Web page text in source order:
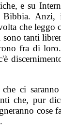
e su
Bibbia.
che leggo
sono tanti
fra di
ci
che, pur
cose